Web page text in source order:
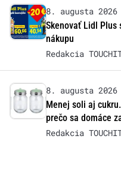
8. augusta 2026
Skenovať Lidl Plus
nákupu
Redakcia
8. augusta 2026
Menej soli aj
prečo sa domáce
Redakcia